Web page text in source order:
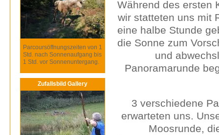
Parcoursöffnungszeiten von 1
Std. nach Sonnenaufgang bis
1 Std. vor Sonnenuntergang.
Zufallsbild Gallery
Während des ersten
wir statteten uns mit
eine halbe Stunde
die Sonne zum
und
Panoramarunde
3 verschiedene
erwarteten uns.
Moosrunde,